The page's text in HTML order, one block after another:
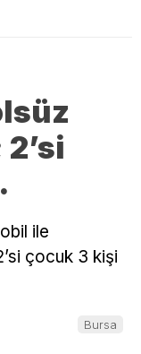
ile
çocuk 3 kişi
Bursa